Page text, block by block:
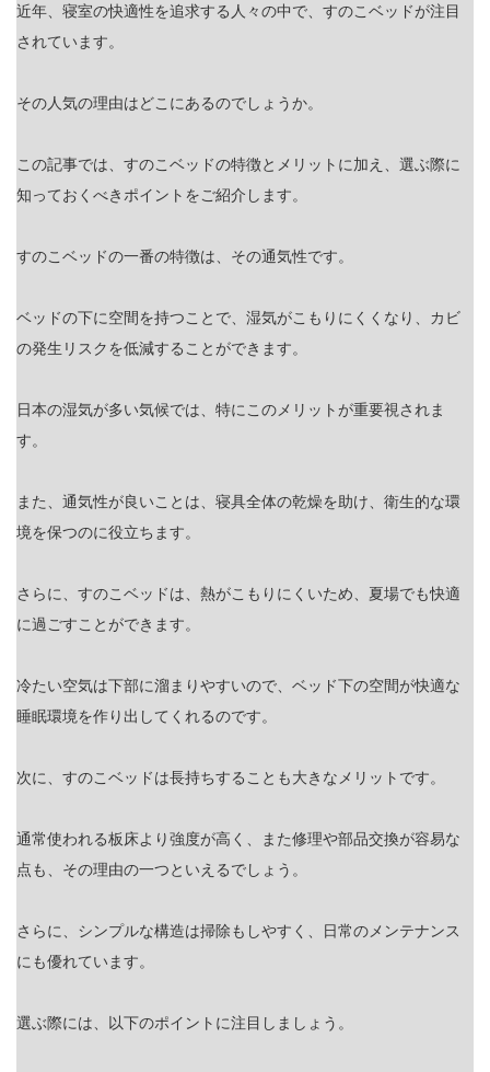
近年、寝室の快適性を追求する人々の中で、すのこベッドが注目
されています。
その人気の理由はどこにあるのでしょうか。
この記事では、すのこベッドの特徴とメリットに加え、選ぶ際に
知っておくべきポイントをご紹介します。
すのこベッドの一番の特徴は、その通気性です。
ベッドの下に空間を持つことで、湿気がこもりにくくなり、カビ
の発生リスクを低減することができます。
日本の湿気が多い気候では、特にこのメリットが重要視されま
す。
また、通気性が良いことは、寝具全体の乾燥を助け、衛生的な環
境を保つのに役立ちます。
さらに、すのこベッドは、熱がこもりにくいため、夏場でも快適
に過ごすことができます。
冷たい空気は下部に溜まりやすいので、ベッド下の空間が快適な
睡眠環境を作り出してくれるのです。
次に、すのこベッドは長持ちすることも大きなメリットです。
通常使われる板床より強度が高く、また修理や部品交換が容易な
点も、その理由の一つといえるでしょう。
さらに、シンプルな構造は掃除もしやすく、日常のメンテナンス
にも優れています。
選ぶ際には、以下のポイントに注目しましょう。